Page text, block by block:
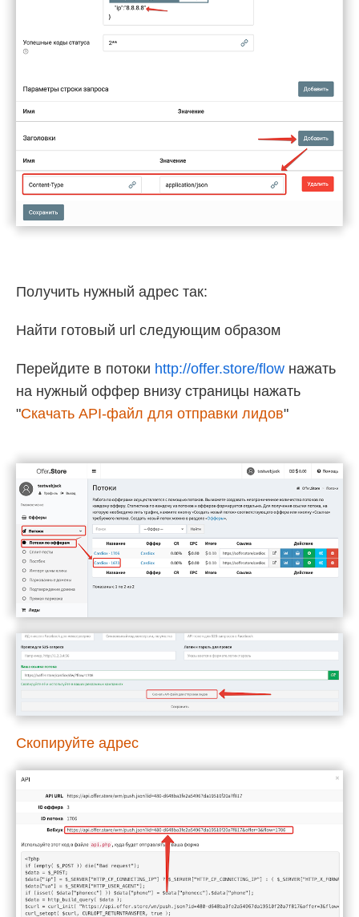
Получить нужный адрес так:
Найти готовый url следующим образом
Перейдите в потоки http://offer.store/flow нажать
на нужный оффер внизу страницы нажать
"Скачать API-файл для отправки лидов"
Скопируйте адрес